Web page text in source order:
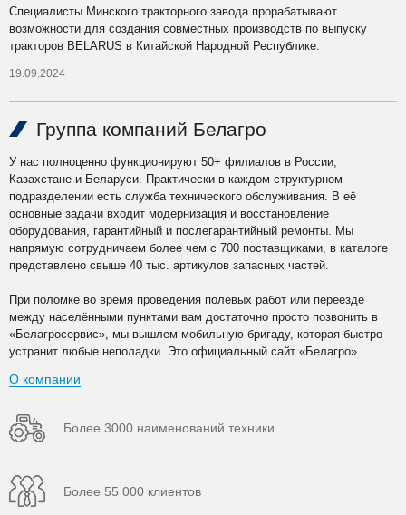
Специалисты Минского тракторного завода прорабатывают
возможности для создания совместных производств по выпуску
тракторов BELARUS в Китайской Народной Республике.
19.09.2024
Группа компаний Белагро
У нас полноценно функционируют 50+ филиалов в России,
Казахстане и Беларуси. Практически в каждом структурном
подразделении есть служба технического обслуживания. В её
основные задачи входит модернизация и восстановление
оборудования, гарантийный и послегарантийный ремонты. Мы
напрямую сотрудничаем более чем с 700 поставщиками, в каталоге
представлено свыше 40 тыс. артикулов запасных частей.
При поломке во время проведения полевых работ или переезде
между населёнными пунктами вам достаточно просто позвонить в
«Белагросервис», мы вышлем мобильную бригаду, которая быстро
устранит любые неполадки. Это официальный сайт «Белагро».
О компании
Более 3000 наименований техники
Более 55 000 клиентов